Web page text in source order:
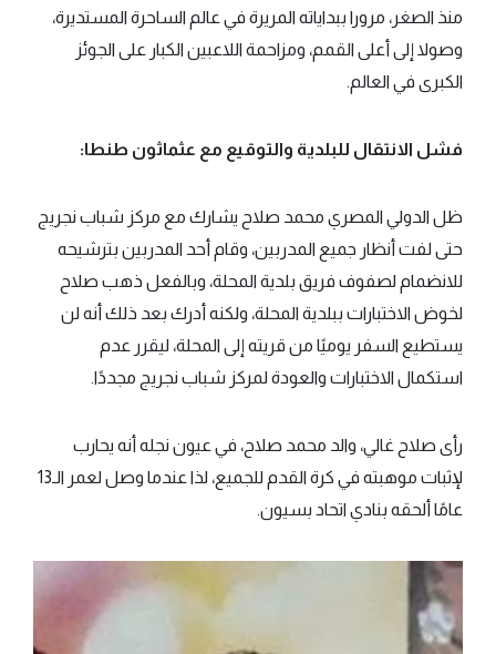
منذ الصغر، مرورا ببداياته المريرة في عالم الساحرة المستديرة،
وصولا إلى أعلى القمم، ومزاحمة اللاعبين الكبار على الجوئز
الكبرى في العالم.
فشل الانتقال للبلدية والتوقيع مع عثماثون طنطا:
ظل الدولي المصري محمد صلاح يشارك مع مركز شباب نجريج
حتى لفت أنظار جميع المدربين، وقام أحد المدربين بترشيحه
للانضمام لصفوف فريق بلدية المحلة، وبالفعل ذهب صلاح
لخوض الاختبارات ببلدية المحلة، ولكنه أدرك بعد ذلك أنه لن
يستطيع السفر يوميًا من قريته إلى المحلة، ليقرر عدم
استكمال الاختبارات والعودة لمركز شباب نجريج مجددًا.
رأى صلاح غالي، والد محمد صلاح، في عيون نجله أنه يحارب
لإثبات موهبته في كرة القدم للجميع، لذا عندما وصل لعمر الـ13
عامًا ألحقه بنادي اتحاد بسيون.